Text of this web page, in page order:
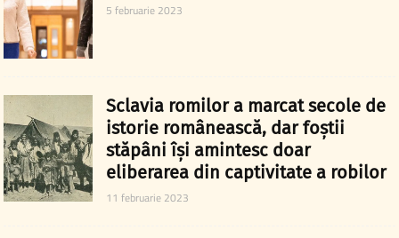
5 februarie 2023
Sclavia romilor a marcat secole de
istorie românească, dar foștii
stăpâni își amintesc doar
eliberarea din captivitate a robilor
11 februarie 2023